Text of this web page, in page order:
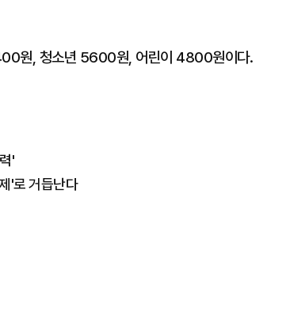
원, 청소년 5600원, 어린이 4800원이다.
'
'로 거듭난다